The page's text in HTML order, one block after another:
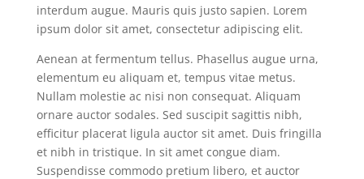
interdum augue. Mauris quis justo sapien. Lorem
ipsum dolor sit amet, consectetur adipiscing elit.
Aenean at fermentum tellus. Phasellus augue urna,
elementum eu aliquam et, tempus vitae metus.
Nullam molestie ac nisi non consequat. Aliquam
ornare auctor sodales. Sed suscipit sagittis nibh,
efficitur placerat ligula auctor sit amet. Duis fringilla
et nibh in tristique. In sit amet congue diam.
Suspendisse commodo pretium libero, et auctor